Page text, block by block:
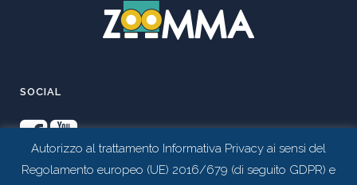
SOCIAL
Autorizzo al trattamento Informativa Privacy ai sensi del
Regolamento europeo (UE) 2016/679 (di seguito GDPR) e